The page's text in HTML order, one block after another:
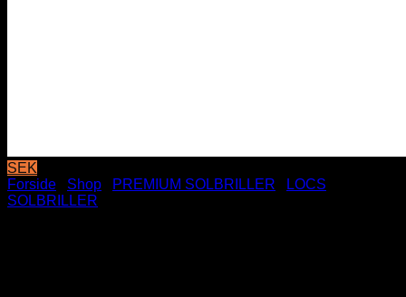
SEK
Forside
Shop PREMIUM SOLBRILLER
LOCS
SOLBRILLER